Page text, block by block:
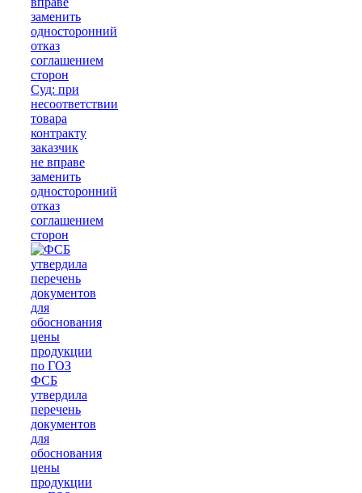
Суд: при
несоответствии
товара
контракту
заказчик
не вправе
заменить
односторонний
отказ
соглашением
сторон
ФСБ
утвердила
перечень
документов
для
обоснования
цены
продукции